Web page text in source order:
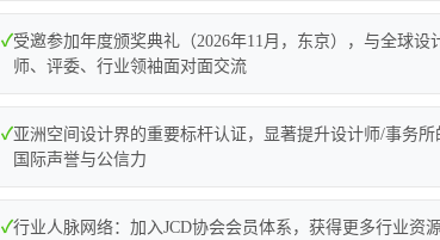
✓受邀参加年度颁奖典礼（2026年11月，东京），与全球设
师、评委、行业领袖面对面交流
✓亚洲空间设计界的重要标杆认证，显著提升设计师/事务所
国际声誉与公信力
✓行业人脉网络：加入JCD协会会员体系，获得更多行业资